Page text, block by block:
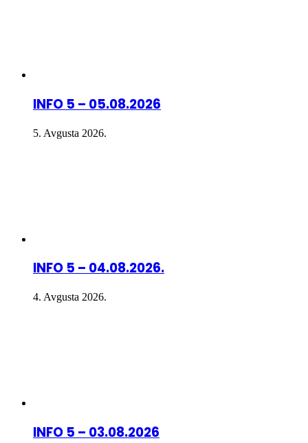
INFO 5 – 05.08.2026
5. Avgusta 2026.
INFO 5 – 04.08.2026.
4. Avgusta 2026.
INFO 5 – 03.08.2026